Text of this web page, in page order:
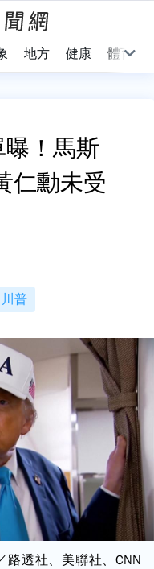
地方 健康 體育
！馬斯
仁勳未受
川普
路透社、美聯社、CNN